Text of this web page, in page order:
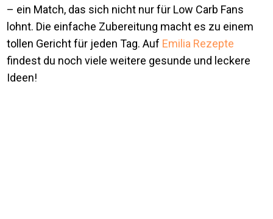
– ein Match, das sich nicht nur für Low Carb Fans
lohnt. Die einfache Zubereitung macht es zu einem
tollen Gericht für jeden Tag. Auf Emilia Rezepte
findest du noch viele weitere gesunde und leckere
Ideen!